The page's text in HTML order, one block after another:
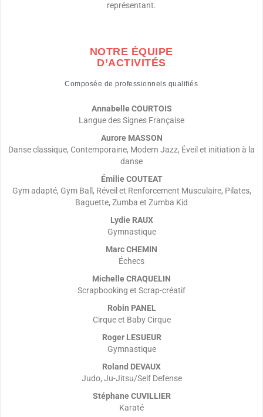
représentant.
NOTRE ÉQUIPE
D’ACTIVITÉS
Composée de professionnels qualifiés
Annabelle COURTOIS
Langue des Signes Française
AuroreMASSON
Danse classique, Contemporaine, Modern Jazz, Éveil et initiation à la
danse
Émilie COUTEAT
Gym adapté, Gym Ball, Réveil et Renforcement Musculaire, Pilates,
Baguette, Zumba et Zumba Kid
Lydie RAUX
Gymnastique
Marc CHEMIN
Échecs
Michelle CRAQUELIN
Scrapbooking et Scrap-créatif
Robin PANEL
Cirque et Baby Cirque
Roger LESUEUR
Gymnastique
Roland DEVAUX
Judo, Ju-Jitsu/Self Defense
Stéphane CUVILLIER
Karaté